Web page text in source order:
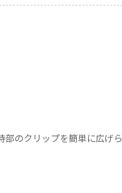
のクリップを簡単に広げら